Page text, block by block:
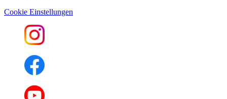
Cookie Einstellungen